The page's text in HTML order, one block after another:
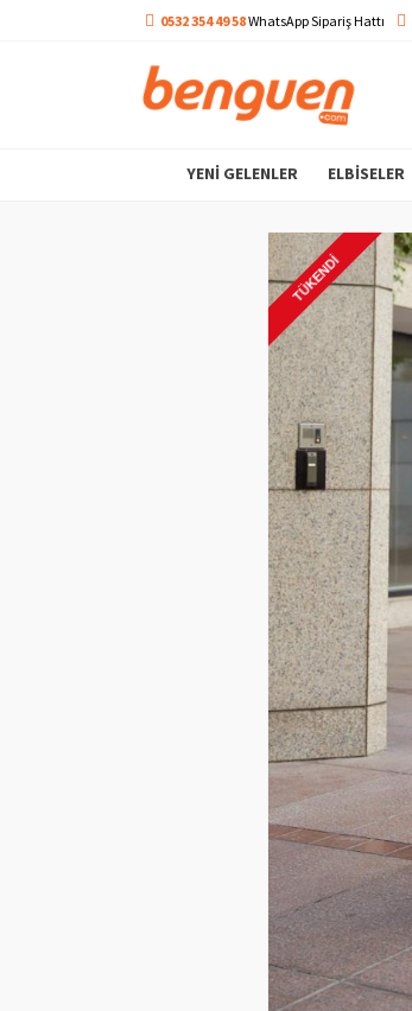
0532 354 49 58WhatsApp Sipariş Hattı
YENI GELENLER ELBISELER
TÜKENDI